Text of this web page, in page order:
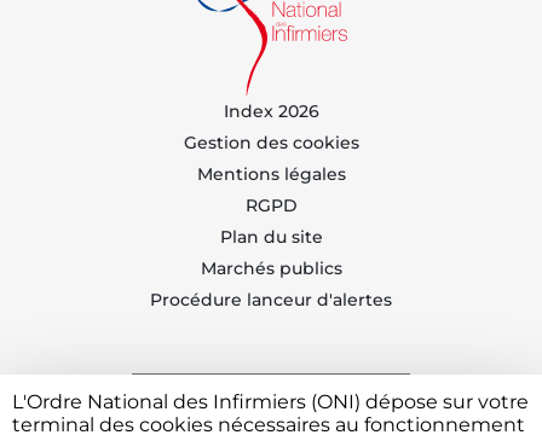
Index 2026
Gestion des cookies
Mentions légales
RGPD
Plan du site
Marchés publics
Procédure lanceur d'alertes
Trouvez votre CDOI
L'Ordre National des Infirmiers (ONI) dépose sur votre
terminal des cookies nécessaires au fonctionnement